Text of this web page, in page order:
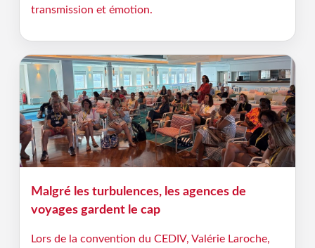
transmission et émotion.
Malgré les turbulences, les agences de
voyages gardent le cap
Lors de la convention du CEDIV, Valérie Laroche,